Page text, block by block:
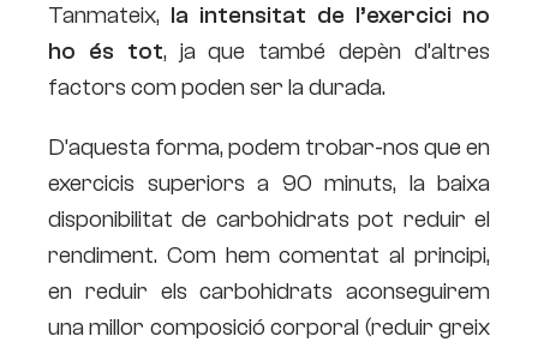
Tanmateix, la intensitat de l’exercici no
ho és tot, ja que també depèn d’altres
factors com poden ser la durada.
D’aquesta forma, podem trobar-nos que en
exercicis superiors a 90 minuts, la baixa
disponibilitat de carbohidrats pot reduir el
rendiment. Com hem comentat al principi,
en reduir els carbohidrats aconseguirem
una millor composició corporal (reduir greix